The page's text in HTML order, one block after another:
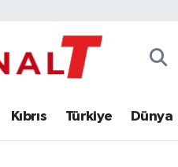
Kıbrıs Türkiye Dünya